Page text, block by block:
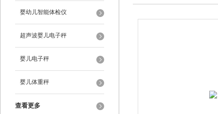
婴幼儿智能体检仪
超声波婴儿电子秤
婴儿电子秤
婴儿体重秤
查看更多